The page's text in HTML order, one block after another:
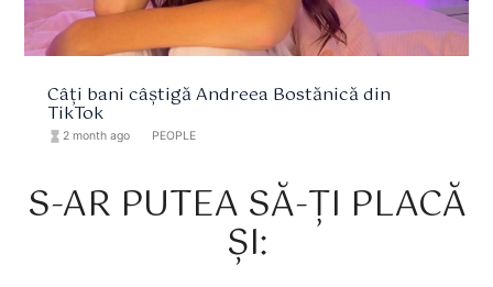
Câți bani câștigă Andreea Bostănică din
TikTok
hourglass_full 2 month ago PEOPLE
S-AR PUTEA SĂ-ȚI PLACĂ
ȘI: